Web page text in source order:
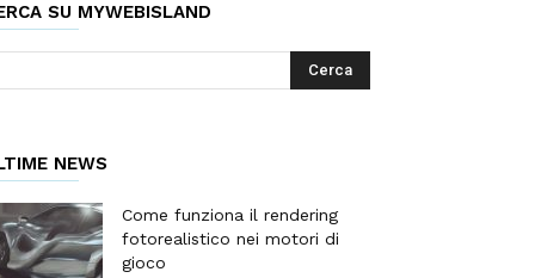
SU MYWEBISLAND
NEWS
Come funziona il rendering
fotorealistico nei motori di
gioco